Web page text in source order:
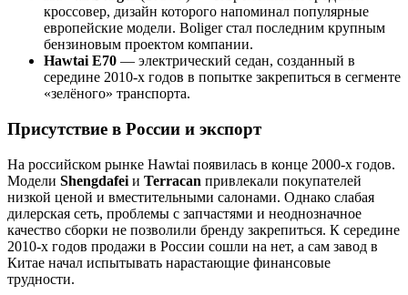
кроссовер, дизайн которого напоминал популярные
европейские модели. Boliger стал последним крупным
бензиновым проектом компании.
Hawtai E70 — электрический седан, созданный в
середине 2010-х годов в попытке закрепиться в сегменте
«зелёного» транспорта.
Присутствие в России и экспорт
На российском рынке Hawtai появилась в конце 2000-х годов.
Модели Shengdafei и Terracan привлекали покупателей
низкой ценой и вместительными салонами. Однако слабая
дилерская сеть, проблемы с запчастями и неоднозначное
качество сборки не позволили бренду закрепиться. К середине
2010-х годов продажи в России сошли на нет, а сам завод в
Китае начал испытывать нарастающие финансовые
трудности.